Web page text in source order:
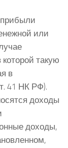
или
такую
в
41 НК РФ).
доходы
доходы,